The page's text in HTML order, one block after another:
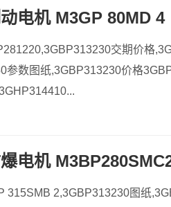
电机 M3GP 80MD 4
交期价格
参数图纸,3GBP313230价格
电机
315SMB 2,3GBP313230图纸